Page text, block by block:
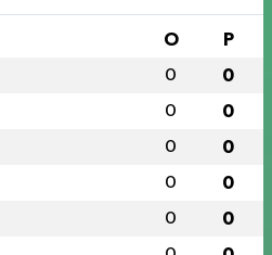
O P
0 0
0 0
0 0
0 0
0 0